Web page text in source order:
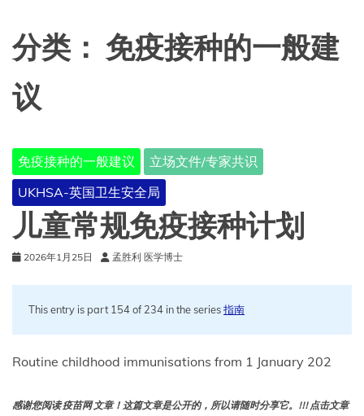
分类：免疫接种的一般建
议
免疫接种的一般建议
立场文件/专家共识
UKHSA-英国卫生安全局
儿童常规免疫接种计划
2026年1月25日 孟胜利 医学博士
This entry is part 154 of 234 in the series指南
Routine childhood immunisations from 1 January 202
感谢您阅读 疫苗网 文章！这篇文章是公开的，所以请随时分享它。!!! 点击文章